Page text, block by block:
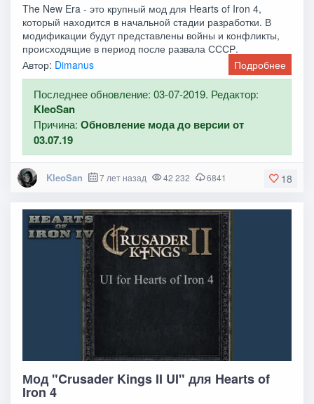
The New Era - это крупный мод для Hearts of Iron 4,
который находится в начальной стадии разработки. В
модификации будут представлены войны и конфликты,
происходящие в период после развала СССР.
Автор: Dimanus Подробнее
Последнее обновление: 03-07-2019. Редактор:
KleoSan
Причина:Обновление мода до версии от
03.07.19
18
KleoSan 7 лет назад 42 232 6841
Мод "Crusader Kings II UI" для Hearts of
Iron 4